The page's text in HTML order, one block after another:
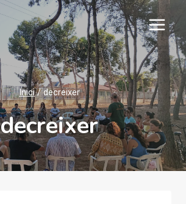
Inici / decreixer
decreixer